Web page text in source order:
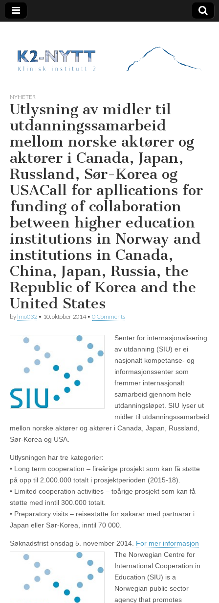
K2 Nytt
NYHETER
Utlysning av midler til
utdanningssamarbeid
mellom norske aktører og
aktører i Canada, Japan,
Russland, Sør-Korea og
USACall for apllications for
funding of collaboration
between higher education
institutions in Norway and
institutions in Canada,
China, Japan, Russia, the
Republic of Korea and the
United States
by lmo032 • 10. oktober 2014• 0 Comments
Senter for internasjonalisering
av utdanning (SIU) er ei
nasjonalt kompetanse- og
informasjonssenter som
fremmer internasjonalt
samarbeid gjennom hele
utdanningsløpet. SIU lyser ut
midler til utdanningssamarbeid
mellon norske aktører og aktører i Canada, Japan, Russland,
Sør-Korea og USA.
Utlysningen har tre kategorier:
• Long term cooperation – fireårige prosjekt som kan få støtte
på opp til 2.000.000 totalt i prosjektperioden (2015-18).
• Limited cooperation activities – toårige prosjekt som kan få
støtte med inntil 300.000 totalt.
• Preparatory visits – reisestøtte for søkarar med partnarar i
Japan eller Sør-Korea, inntil 70 000.
Søknadsfrist onsdag 5. november 2014. For mer informasjon
The Norwegian Centre for
International Cooperation in
Education (SIU) is a
Norwegian public sector
agency that promotes